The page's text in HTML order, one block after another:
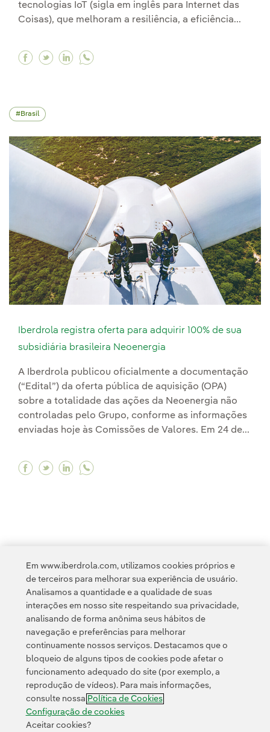
tecnologias IoT (sigla em inglês para Internet das
Coisas), que melhoram a resiliência, a eficiência...
Facebook Neoenergia reforça digitalização
Twitter Neoenergia reforça digitalização
Linkedin Neoenergia reforça
Brasil
Iberdrola registra oferta para adquirir 100% de sua
subsidiária brasileira Neoenergia
A Iberdrola publicou oficialmente a documentação
(“Edital”) da oferta pública de aquisição (OPA)
sobre a totalidade das ações da Neoenergia não
controladas pelo Grupo, conforme as informações
enviadas hoje às Comissões de Valores. Em 24 de...
Facebook Iberdrola registra oferta para
Twitter Iberdrola registra oferta para
Linkedin Iberdrola registra oferta
Contato Clientes Política de Privacidade Informação legal
Transparência no uso da IA Política de cookies Configuração de cookies
Acessibilidade Canal de denúncias
© 2026 Iberdrola, S.A. Todos os direitos reservados.
Em www.iberdrola.com, utilizamos cookies próprios e
de terceiros para melhorar sua experiência de usuário.
Analisamos a quantidade e a qualidade de suas
interações em nosso site respeitando sua privacidade,
analisando de forma anônima seus hábitos de
navegação e preferências para melhorar
continuamente nossos serviços. Destacamos que o
bloqueio de alguns tipos de cookies pode afetar o
funcionamento adequado do site (por exemplo, a
reprodução de vídeos). Para mais informações,
consulte nossa Política de Cookies
Configuração de cookies
Aceitar cookies?